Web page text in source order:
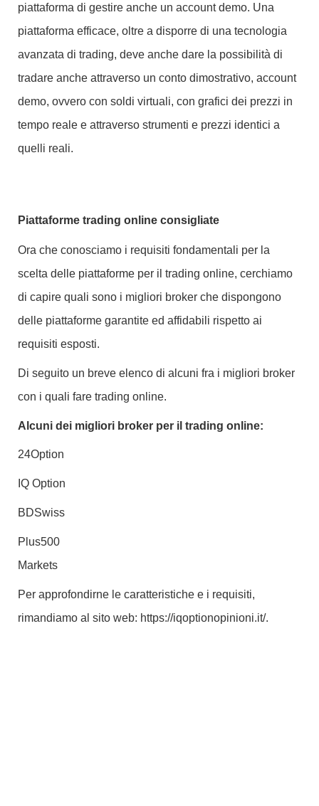
piattaforma di gestire anche un account demo. Una
piattaforma efficace, oltre a disporre di una tecnologia
avanzata di trading, deve anche dare la possibilità di
tradare anche attraverso un conto dimostrativo, account
demo, ovvero con soldi virtuali, con grafici dei prezzi in
tempo reale e attraverso strumenti e prezzi identici a
quelli reali.
Piattaforme trading online consigliate
Ora che conosciamo i requisiti fondamentali per la
scelta delle piattaforme per il trading online, cerchiamo
di capire quali sono i migliori broker che dispongono
delle piattaforme garantite ed affidabili rispetto ai
requisiti esposti.
Di seguito un breve elenco di alcuni fra i migliori broker
con i quali fare trading online.
Alcuni dei migliori broker per il trading online:
24Option
IQ Option
BDSwiss
Plus500
Markets
Per approfondirne le caratteristiche e i requisiti,
rimandiamo al sito web: https://iqoptionopinioni.it/.